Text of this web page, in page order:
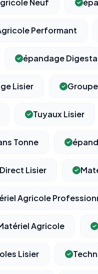
Neuf
Performant
épandage
Lisier
Tuyaux Lisier
Tonne
Lisier
Agricole
Agricole
Lisier